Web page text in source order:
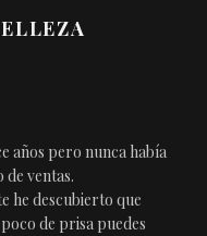
años pero nunca había
de ventas.
he descubierto que
de prisa puedes